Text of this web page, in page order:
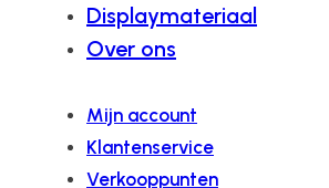
Displaymateriaal
Over ons
Mijn account
Klantenservice
Verkooppunten